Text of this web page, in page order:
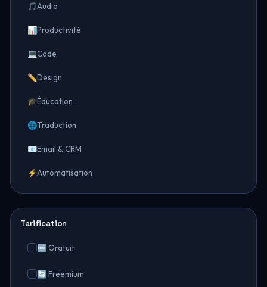
🎵Audio
📊Productivité
💻Code
✏️Design
🎓Éducation
🌐Traduction
📧Email & CRM
⚡Automatisation
Tarification
🆓 Gratuit
🔄 Freemium